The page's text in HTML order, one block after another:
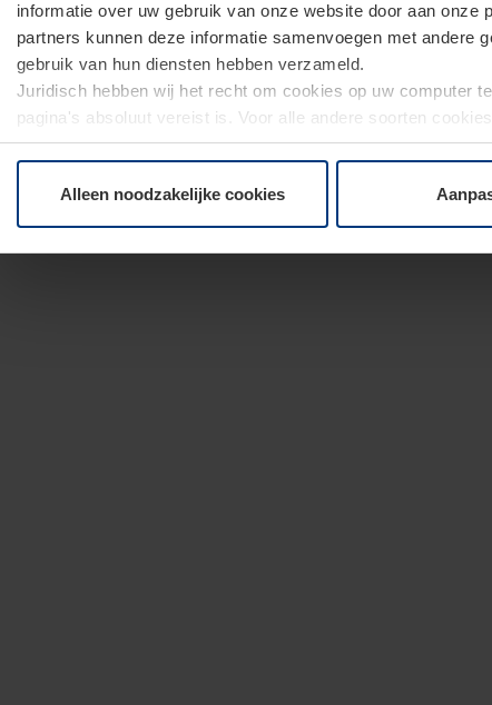
informatie over uw gebruik van onze website door aan
partners kunnen deze informatie samenvoegen met andere
gebruik van hun diensten hebben verzameld.
Juridisch hebben wij het recht om cookies op uw computer
pagina's absoluut vereist is. Voor alle andere soorten
moment bij de uitleg van de cookies op pagina
Alleen noodzakelijke cookies